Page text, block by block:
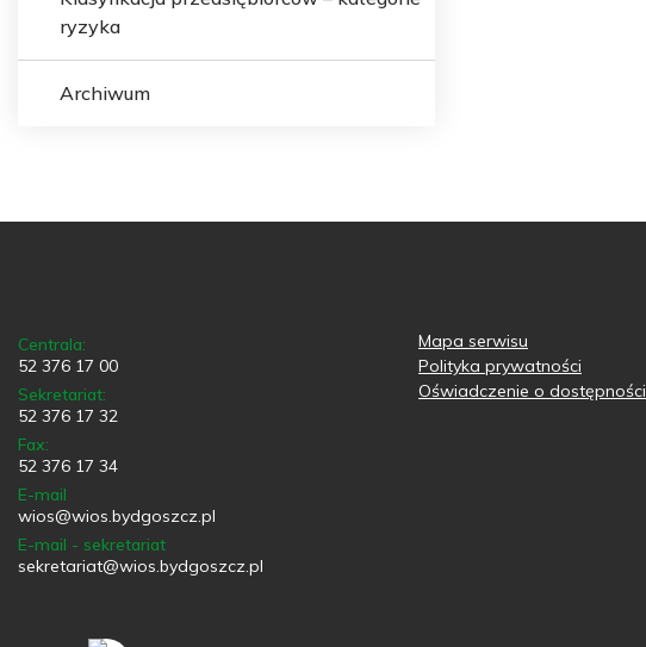
ryzyka
Archiwum
Centrala:
52 376 17 00
Sekretariat:
52 376 17 32
Fax:
52 376 17 34
E-mail
wios@wios.bydgoszcz.pl
E-mail - sekretariat
sekretariat@wios.bydgoszcz.pl
Mapa serwisu
Polityka prywatności
Oświadczenie o dostępności